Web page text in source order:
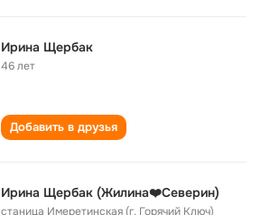
Ирина Щербак
46 лет
Добавить в друзья
Ирина Щербак (Жилина❤️Северин)
станица Имеретинская (г. Горячий Ключ)